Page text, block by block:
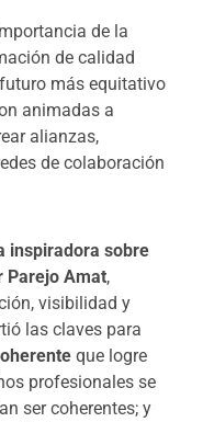
de la
de calidad
más equitativo
animadas a
alianzas,
de colaboración
inspiradora sobre
Parejo Amat,
visibilidad y
las claves para
que logre
profesionales se
ser coherentes; y